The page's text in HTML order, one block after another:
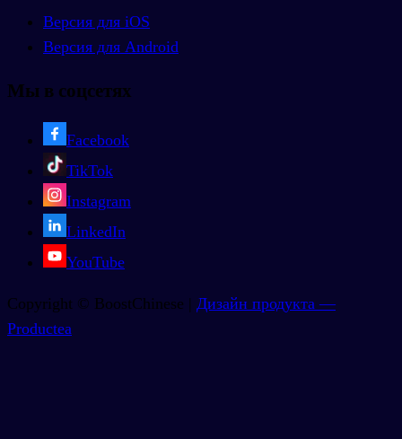
Версия для iOS
Версия для Android
Мы в соцсетях
Facebook
TikTok
Instagram
LinkedIn
YouTube
Copyright © BoostChinese | Дизайн продукта —
Productea